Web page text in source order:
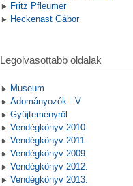
Fritz Pfleumer
Heckenast Gábor
Legolvasottabb oldalak
Museum
Adományozók - V
Gyűjteményről
Vendégkönyv 2010.
Vendégkönyv 2011.
Vendégkönyv 2009.
Vendégkönyv 2012.
Vendégkönyv 2013.